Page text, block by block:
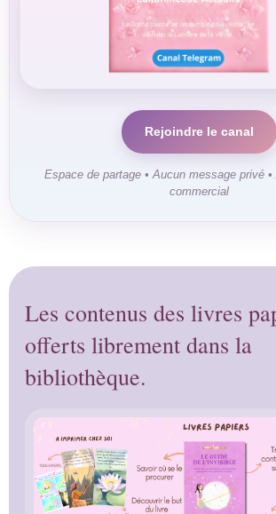
Rejoindre le canal
Espace de partage • Aucun message privé
commercial